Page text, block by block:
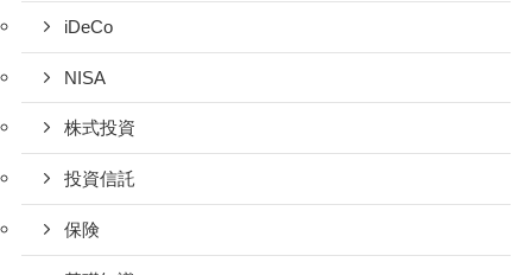
iDeCo
NISA
株式投資
投資信託
保険